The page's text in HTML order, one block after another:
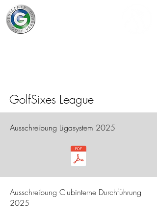
GolfSixes League
Ausschreibung Ligasystem 2025
Ausschreibung Clubinterne Durchführung
2025